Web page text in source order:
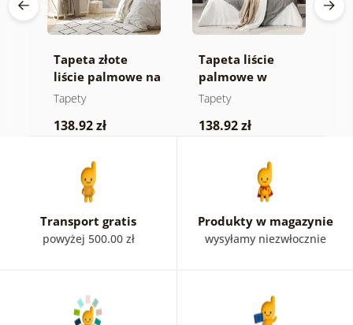
Tapeta złote
liście palmowe na
beżowym tle
Tapety
138.92 zł
Tapeta liście
palmowe w
dżungli
Tapety
138.92 zł
Transport gratis
powyżej 500.00 zł
Produkty w magazynie
wysyłamy niezwłocznie